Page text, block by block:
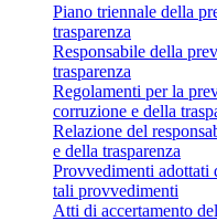
Piano triennale della
trasparenza
Responsabile della
trasparenza
Regolamenti per la
corruzione e della
Relazione del
e della trasparenza
Provvedimenti adottati
tali provvedimenti
Atti di accertamento